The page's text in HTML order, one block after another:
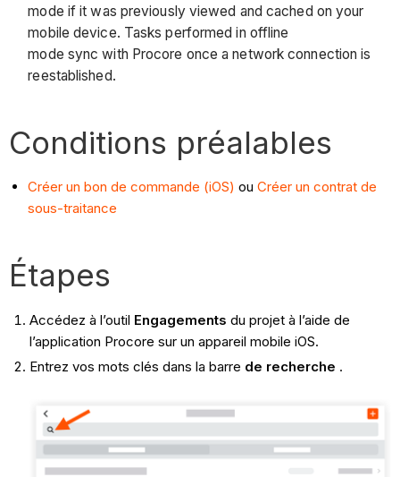
mode if it was previously viewed and cached on your
mobile device. Tasks performed in offline
mode sync with Procore once a network connection is
reestablished.
Conditions préalables
Créer un bon de commande (iOS) ouCréer un contrat de
sous-traitance
Étapes
Accédez à l’outil Engagements du projet à l’aide de
l’application Procore sur un appareil mobile iOS.
Entrez vos mots clés dans la barre de recherche .